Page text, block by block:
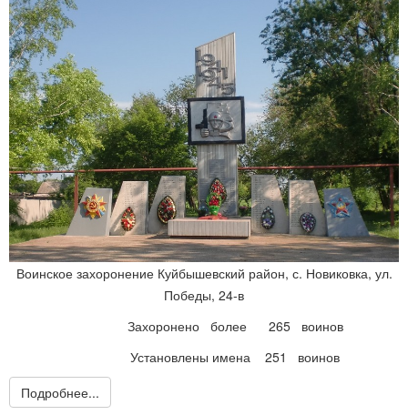
Воинское захоронение Куйбышевский район, с. Новиковка, ул.
Победы, 24-в
Захоронено более 265 воинов
Установлены имена 251 воинов
Подробнее...